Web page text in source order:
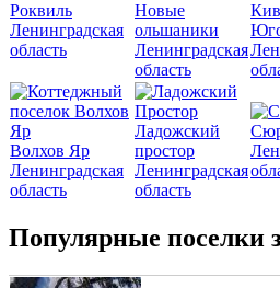
Роквиль
Ленинградская
область
Новые
ольшаники
Ленинградская
область
Волхов Яр
Ленинградская
область
Ладожский
простор
Ленинградская
область
Популярные поселки